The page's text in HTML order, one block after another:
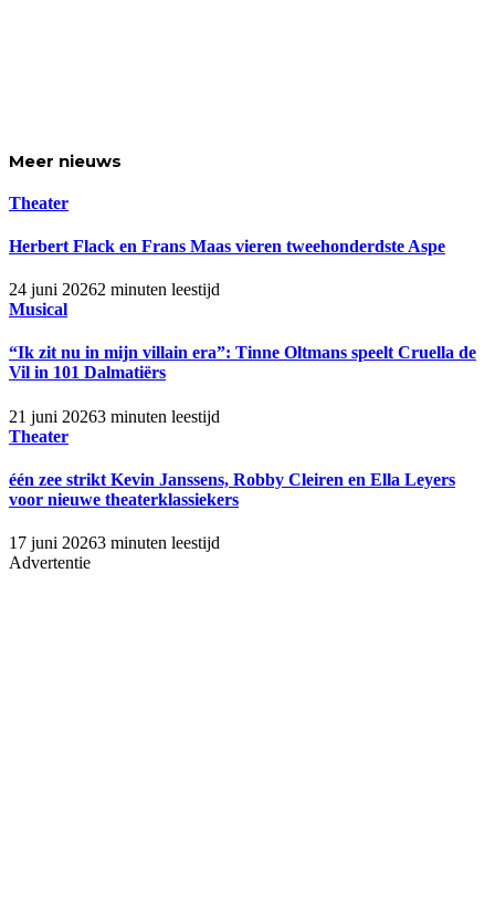
Meer nieuws
Theater
Herbert Flack en Frans Maas vieren tweehonderdste Aspe
24 juni 20262 minuten leestijd
Musical
“Ik zit nu in mijn villain era”: Tinne Oltmans speelt Cruella de
Vil in 101 Dalmatiërs
21 juni 20263 minuten leestijd
Theater
één zee strikt Kevin Janssens, Robby Cleiren en Ella Leyers
voor nieuwe theaterklassiekers
17 juni 20263 minuten leestijd
Advertentie